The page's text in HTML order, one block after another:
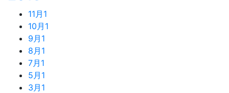
11月 1
10月 1
9月 1
8月 1
7月 1
5月 1
3月 1